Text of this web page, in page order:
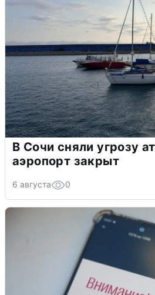
В Сочи сняли угрозу
аэропорт закрыт
6 августа 0